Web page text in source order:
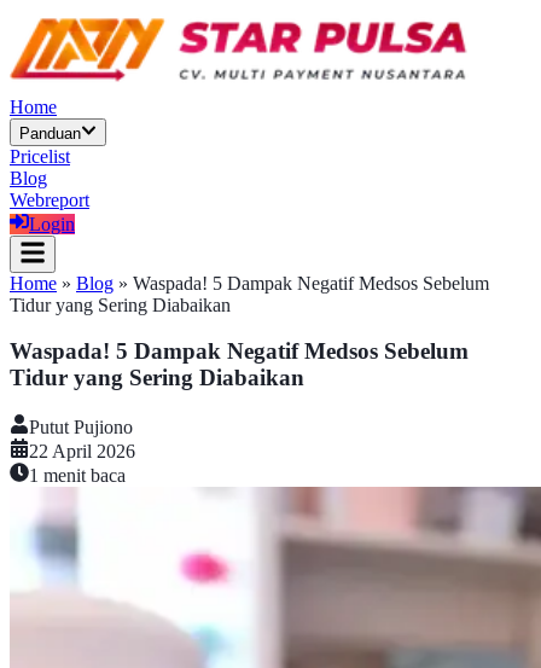
Home
Panduan
Pricelist
Blog
Webreport
Login
Home » Blog » Waspada! 5 Dampak Negatif Medsos Sebelum
Tidur yang Sering Diabaikan
Waspada! 5 Dampak Negatif Medsos Sebelum
Tidur yang Sering Diabaikan
Putut Pujiono
22 April 2026
1 menit baca